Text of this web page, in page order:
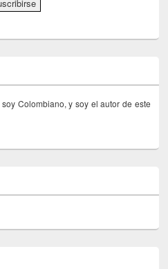
soy Colombiano, y soy el autor de este